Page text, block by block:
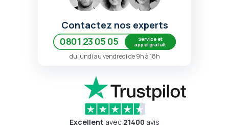
Contactez nos experts
0801 23 05 05
Service et
appel gratuit
du lundi au vendredi de 9h à 18h
Excellent avec 21400 avis